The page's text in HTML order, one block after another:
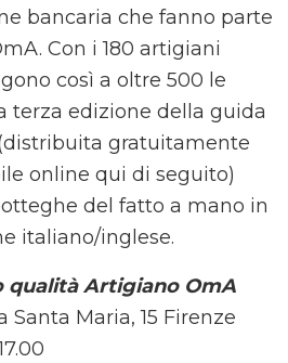
bancaria che fanno parte
Con i 180 artigiani
così a oltre 500 le
terza edizione della guida
gratuitamente
online qui di seguito)
del fatto a mano in
italiano/inglese.
qualità Artigiano OmA
Santa Maria, 15 Firenze